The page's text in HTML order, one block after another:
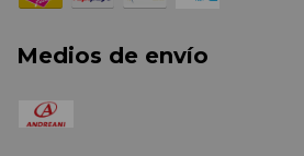
Medios de envío